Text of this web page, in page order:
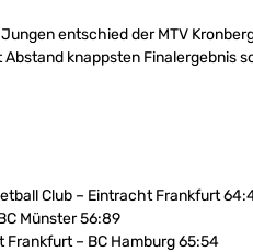
entschied der MTV
knappsten Finalergebnis
Club – Eintracht Frankfurt
Münster 56:89
Frankfurt – BC Hamburg 65:54